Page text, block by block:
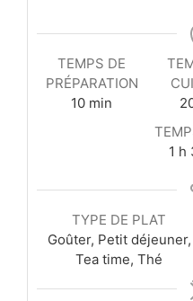
TEMPS DE
PRÉPARATION
10minutes
min
1 h
TYPE DE PLAT
Goûter, Petit déjeuner,
Tea time, Thé